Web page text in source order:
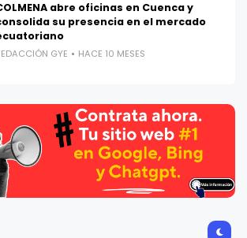
abre oficinas en Cuenca y
su presencia en el mercado
GYE HACE 10 MESES